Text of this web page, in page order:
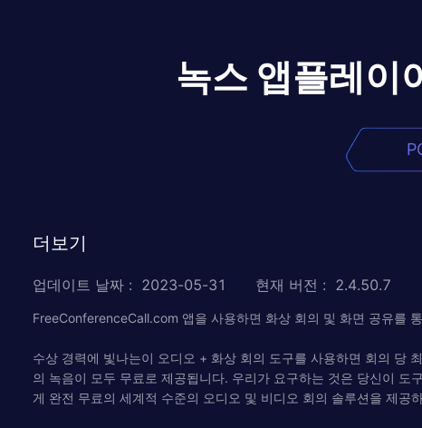
녹스 앱플레이
더보기
업데이트 날짜 : 2023-05-31 현재 버전 : 2.4.50.7
FreeConferenceCall.com 앱을 사용하면 화상 회의 및 화면 공유를
수상 경력에 빛나는이 오디오 + 화상 회의 도구를 사용하면 회의 당
의 녹음이 모두 무료로 제공됩니다. 우리가 요구하는 것은 당신이
게 완전 무료의 세계적 수준의 오디오 및 비디오 회의 솔루션을 제공